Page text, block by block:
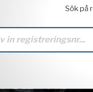
Sök på